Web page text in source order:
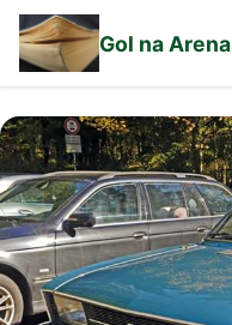
Gol na Arena